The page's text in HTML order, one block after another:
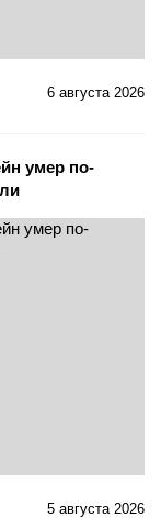
6 августа 2026
умер по-
5 августа 2026